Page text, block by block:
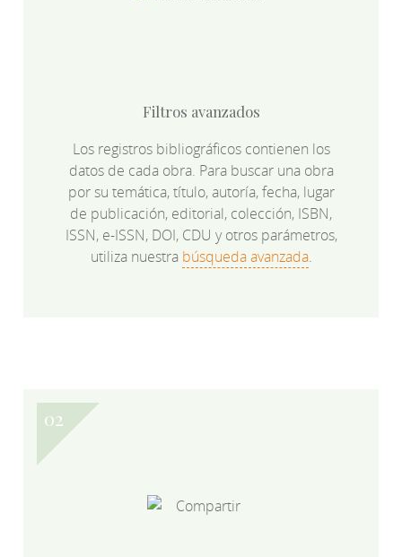
Filtros avanzados
Los registros bibliográficos contienen los
datos de cada obra. Para buscar una obra
por su temática, título, autoría, fecha, lugar
de publicación, editorial, colección, ISBN,
ISSN, e-ISSN, DOI, CDU y otros parámetros,
utiliza nuestra búsqueda avanzada.